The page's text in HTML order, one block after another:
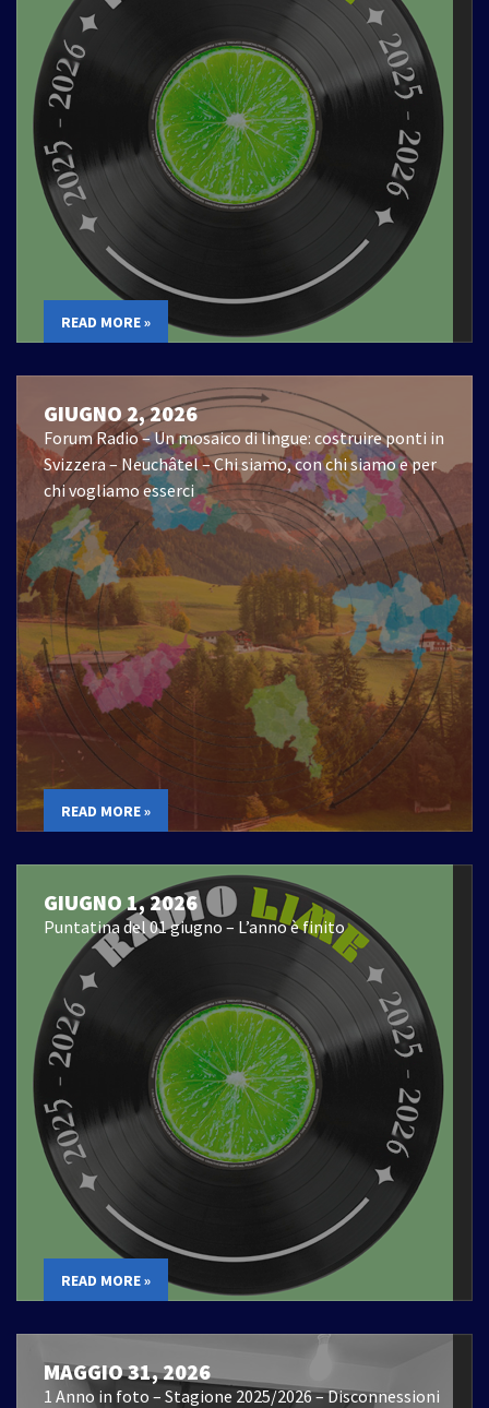
READ MORE »
GIUGNO 2, 2026
Forum Radio – Un mosaico di lingue: costruire ponti in
Svizzera – Neuchâtel – Chi siamo, con chi siamo e per
chi vogliamo esserci
READ MORE »
GIUGNO 1, 2026
Puntatina del 01 giugno – L’anno è finito
READ MORE »
MAGGIO 31, 2026
1 Anno in foto – Stagione 2025/2026 – Disconnessioni